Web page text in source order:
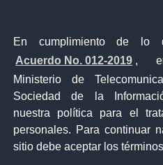
En cumplimiento de lo
Acuerdo No. 012-2019 ,
Ministerio de
Sociedad de la
nuestra política para el
personales. Para continuar
sitio debe aceptar los
Guarda mi nombre,
Ventanilla
Ventanilla Única de
Gobierno